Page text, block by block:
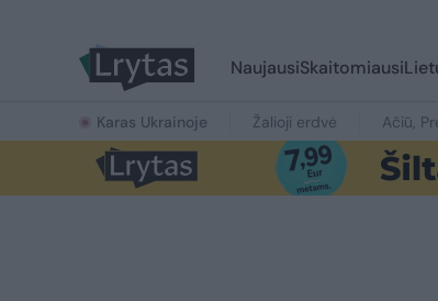
NaujausiSkaitomiausi
Karas Ukrainoje Žalioji erdvė Ačiū,